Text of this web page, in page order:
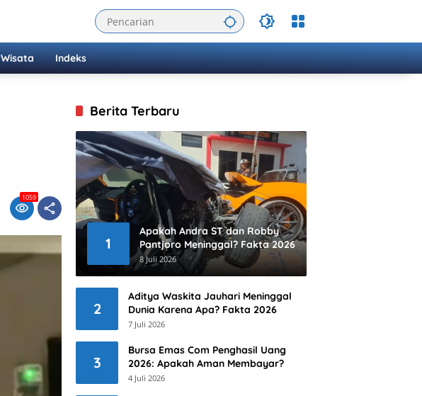
Wisata Indeks
1059
Berita Terbaru
1
Apakah Andra ST dan Robby
Pantjoro Meninggal? Fakta 2026
8 Juli 2026
2
Aditya Waskita Jauhari Meninggal
Dunia Karena Apa? Fakta 2026
7 Juli 2026
3
Bursa Emas Com Penghasil Uang
2026: Apakah Aman Membayar?
4 Juli 2026